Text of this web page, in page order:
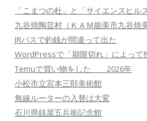
「こまつの杜」と「サイエンスヒル
九谷焼陶芸村（ＫＡＭ能美市九谷焼
JRバスで釣銭が間違って出た
WordPressで「期限切れ」によって
Temuで買い物をした 2026年
小松市立宮本三郎美術館
無線ルーターの入替は大変
石川県銭屋五兵衛記念館